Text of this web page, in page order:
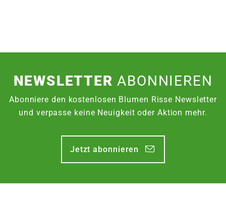
NEWSLETTER ABONNIEREN
Abonniere den kostenlosen Blumen Risse Newsletter
und verpasse keine Neuigkeit oder Aktion mehr.
Jetzt abonnieren